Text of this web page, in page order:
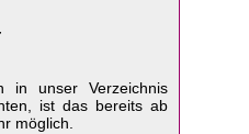
in unser Verzeichnis
ist das bereits ab
möglich.